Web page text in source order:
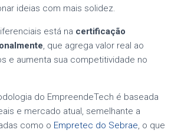
ideias com mais solidez.
está na certificação
, que agrega valor real ao
e aumenta sua competitividade no
do EmpreendeTech é baseada
e mercado atual, semelhante a
como o Empretec do Sebrae, o que